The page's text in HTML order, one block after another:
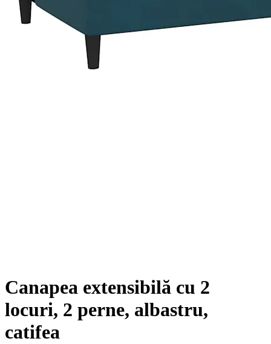
Canapea extensibilă cu 2
locuri, 2 perne, albastru,
catifea